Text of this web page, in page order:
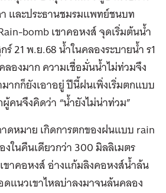
และประธานชมรมแพทย์ชนบท
bomb เขาคอหงส์ จุดเริ่มต้นน้ำ
21 พ.ย.68 น้ำในคลองระบายน้ำ ร1
องมาก ความเชื่อมั่นน้ำไม่ท่วมจึง
ากก็ยังเอาอยู่ ปีนี้ฝนเพิ่งเริ่มตกแบบ
คนจึงคิดว่า “น้ำยังไม่น่าท่วม”
ดหมาย เกิดการตกของฝนแบบ rain
ในคืนเดียวกว่า 300 มิลลิเมตร
าคอหงส์ อ่างแก้มลิงคอหงส์น้ำล้น
แนวเขาไหลบ่าลงมาจนล้นคลอง